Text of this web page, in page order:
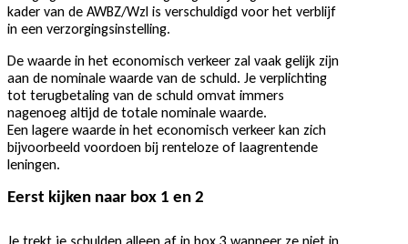
kader van de AWBZ/Wzl is verschuldigd voor het verblijf
in een verzorgingsinstelling.
De waarde in het economisch verkeer zal vaak gelijk zijn
aan de nominale waarde van de schuld. Je verplichting
tot terugbetaling van de schuld omvat immers
nagenoeg altijd de totale nominale waarde.
Een lagere waarde in het economisch verkeer kan zich
bijvoorbeeld voordoen bij renteloze of laagrentende
leningen.
Eerst kijken naar box 1 en 2
Je trekt je schulden alleen af in box 3 wanneer ze niet in